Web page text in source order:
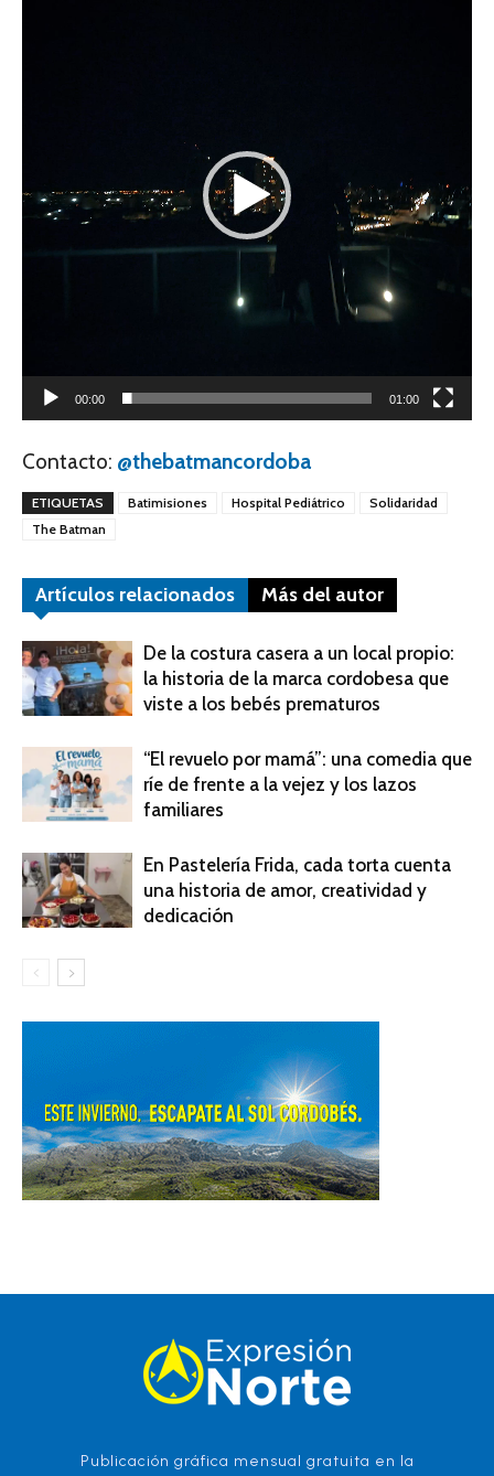
00:00 01:00
Contacto: @thebatmancordoba
ETIQUETAS Batimisiones Hospital Pediátrico
Solidaridad
The Batman
Artículos relacionados Más del autor
De la costura casera a un local propio:
la historia de la marca cordobesa que
viste a los bebés prematuros
“El revuelo por mamá”: una comedia que
ríe de frente a la vejez y los lazos
familiares
En Pastelería Frida, cada torta cuenta
una historia de amor, creatividad y
dedicación
Publicación gráfica mensual gratuita en la